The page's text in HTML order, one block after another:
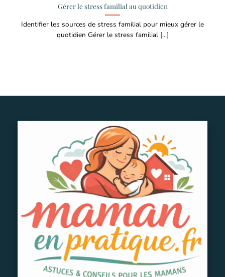
Gérer le stress familial au quotidien
Identifier les sources de stress familial pour mieux gérer le
quotidien Gérer le stress familial [...]